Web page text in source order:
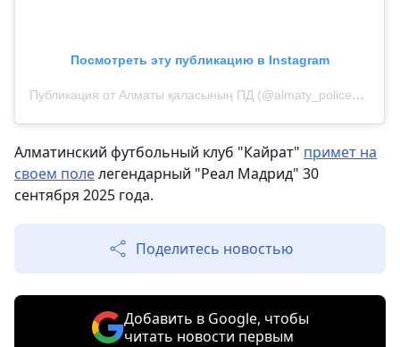
Посмотреть эту публикацию в Instagram
Публикация от Алматы қаласының ПД (@almaty_police_department)
Алматинский футбольный клуб "Кайрат" примет на
своем полелегендарный "Реал Мадрид" 30
сентября 2025 года.
Поделитесь новостью
Добавить в Google, чтобы
читать новости первым